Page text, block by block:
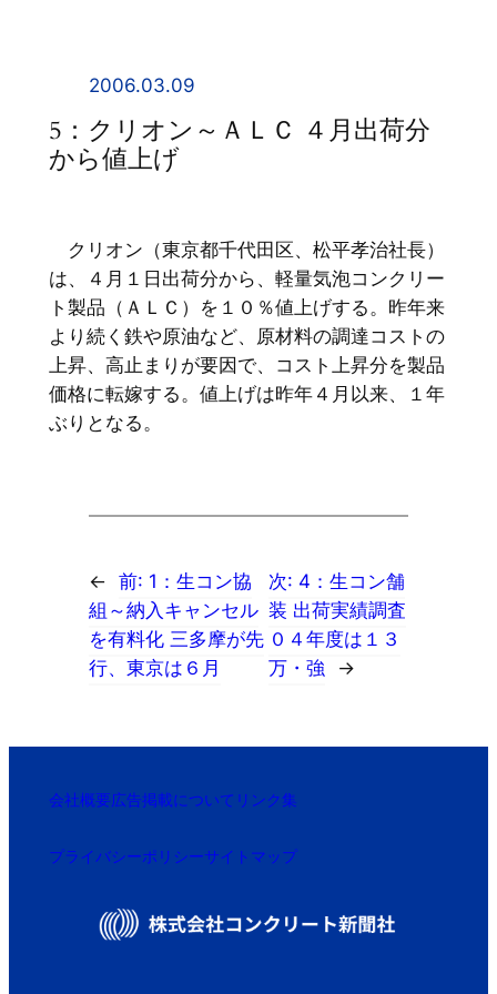
2006.03.09
5：クリオン～ＡＬＣ ４月出荷分
から値上げ
クリオン（東京都千代田区、松平孝治社長）
は、４月１日出荷分から、軽量気泡コンクリー
ト製品（ＡＬＣ）を１０％値上げする。昨年来
より続く鉄や原油など、原材料の調達コストの
上昇、高止まりが要因で、コスト上昇分を製品
価格に転嫁する。値上げは昨年４月以来、１年
ぶりとなる。
← 前: 1：生コン協
組～納入キャンセル
を有料化 三多摩が先
行、東京は６月
次: 4：生コン舗
装 出荷実績調査
０４年度は１３
万・強
→
会社概要広告掲載について リンク集
プライバシーポリシーサイトマップ